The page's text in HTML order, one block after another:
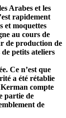
Arabes et les
rapidement
et moquettes
au cours de
de production de
de petits ateliers
Ce n’est que
a été rétablie
compte
partie de
de